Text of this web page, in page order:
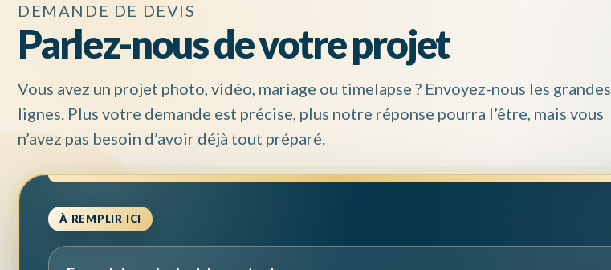
DEMANDE DE DEVIS
Parlez-nous de votre projet
Vous avez un projet photo, vidéo, mariage ou timelapse ? Envoyez-nous les grandes
lignes. Plus votre demande est précise, plus notre réponse pourra l’être, mais vous
n’avez pas besoin d’avoir déjà tout préparé.
À REMPLIR ICI